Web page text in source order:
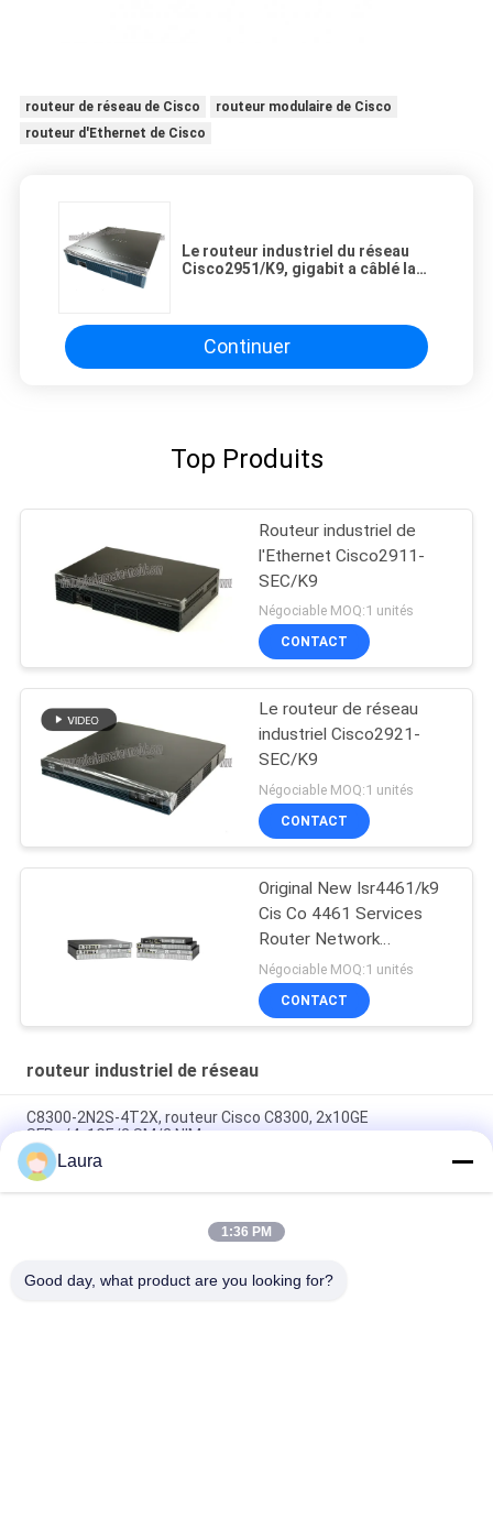
routeur de réseau de Cisco
routeur modulaire de Cisco
routeur d'Ethernet de Cisco
Le routeur industriel du réseau
Cisco2951/K9, gigabit a câblé la
Continuer
Top Produits
Routeur industriel de
l'Ethernet Cisco2911-
SEC/K9
Négociable MOQ:1 unités
CONTACT
Le routeur de réseau
industriel Cisco2921-
SEC/K9
Négociable MOQ:1 unités
CONTACT
Original New Isr4461/k9
Cis Co 4461 Services
Router Network
PouterISR4461/K9
Négociable MOQ:1 unités
CONTACT
routeur industriel de réseau
C8300-2N2S-4T2X, routeur Cisco C8300, 2x10GE
SFP+/4x1GE/2 SM/2 NIM
AR6710-L14T2X4, routeur Huawei AR6700,
14xGE/2x10GE/4xSFP+
AR651W, routeur Huawei AR651W, 2*GE WAN/8*GE
Laura
1:36 PM
Good day, what product are you looking for?